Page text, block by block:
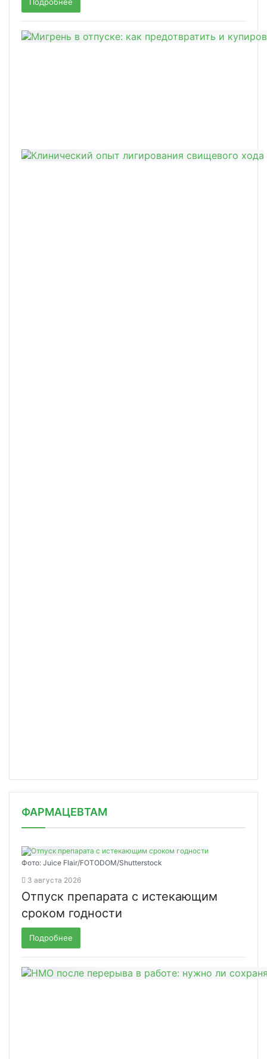
ФАРМАЦЕВТАМ
Фото: Juice Flair/FOTODOM/Shutterstoсk
3 августа 2026
Отпуск препарата с истекающим
сроком годности
Подробнее